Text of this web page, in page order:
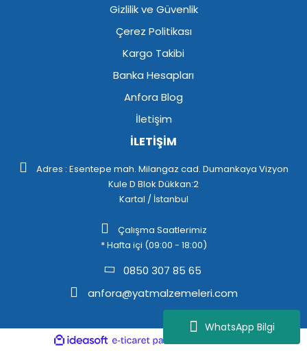
WhatsApp Bilgi
Gizlilik ve Güvenlik
Çerez Politikası
Kargo Takibi
Banka Hesapları
Anfora Blog
İletişim
İLETİŞİM
Adres : Esentepe mah. Milangaz cad. Dumankaya Vizyon
Kule D Blok Dükkan:2
Kartal / İstanbul
Çalışma Saatlerimiz
* Hafta içi (09:00 - 18:00)
0850 307 85 65
anfora@yatmalzemeleri.com
ideasoft